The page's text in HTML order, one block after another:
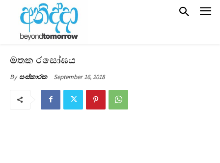
මතක රසෝඝය‍
By සංස්කාරක September 16, 2018